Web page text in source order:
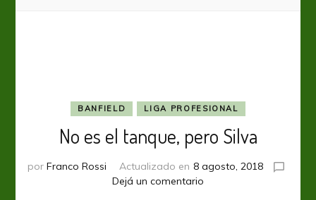
BANFIELD LIGA PROFESIONAL
No es el tanque, pero Silva
por Franco Rossi Actualizado en 8 agosto, 2018
Dejá un comentario